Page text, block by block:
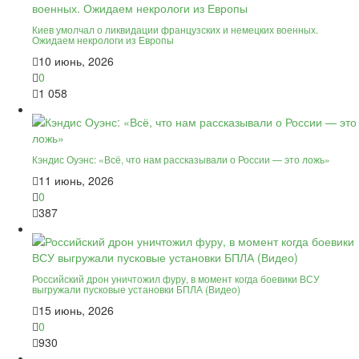
Киев умолчал о ликвидации французских и немецких военных.
Ожидаем некрологи из Европы
10 июнь, 2026
0
1 058
Кэндис Оуэнс: «Всё, что нам рассказывали о России — это ложь»
11 июнь, 2026
0
387
Российский дрон уничтожил фуру, в момент когда боевики ВСУ
выгружали пусковые установки БПЛА (Видео)
15 июнь, 2026
0
930